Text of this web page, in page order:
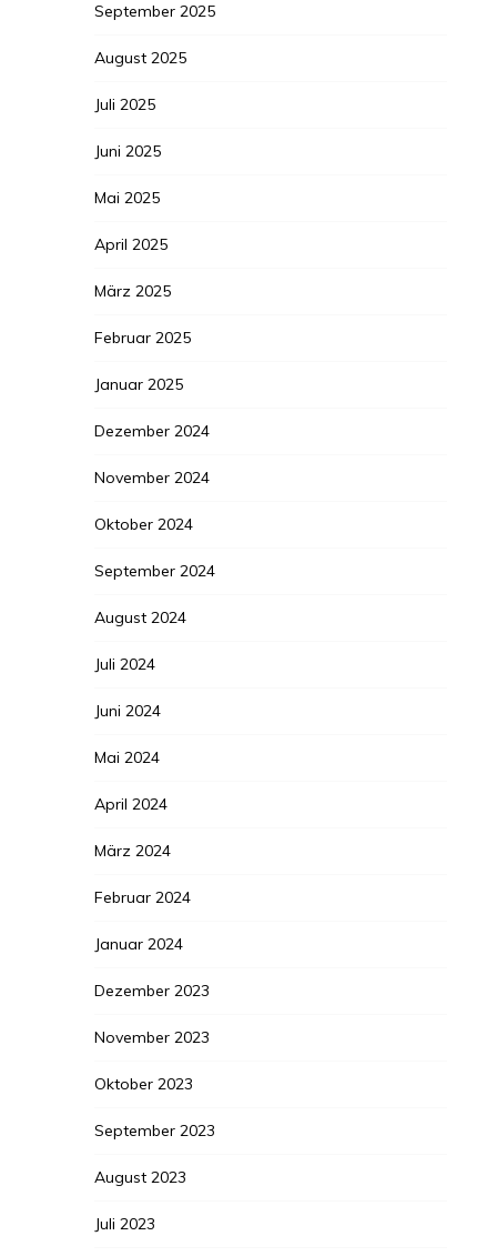
September 2025
August 2025
Juli 2025
Juni 2025
Mai 2025
April 2025
März 2025
Februar 2025
Januar 2025
Dezember 2024
November 2024
Oktober 2024
September 2024
August 2024
Juli 2024
Juni 2024
Mai 2024
April 2024
März 2024
Februar 2024
Januar 2024
Dezember 2023
November 2023
Oktober 2023
September 2023
August 2023
Juli 2023